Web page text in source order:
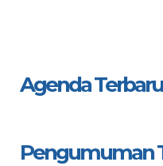
Agenda Terbaru
Pengumuman